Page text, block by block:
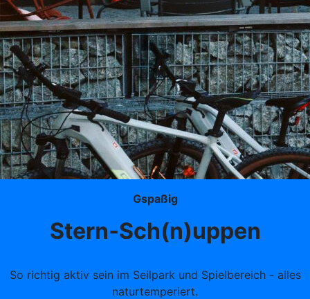
Gspaßig
Stern-Sch(n)uppen
So richtig aktiv sein im Seilpark und Spielbereich - alles
naturtemperiert.